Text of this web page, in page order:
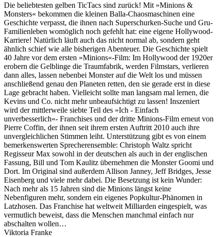
Die beliebtesten gelben TicTacs sind zurück! Mit »Minions &
Monsters« bekommen die kleinen Balla-Chaosmaschinen eine
Geschichte verpasst, die ihnen nach Superschurken-Suche und Gru-
Familienleben womöglich noch gefehlt hat: eine eigene Hollywood-
Karriere! Natürlich läuft auch das nicht normal ab, sondern geht
ähnlich schief wie alle bisherigen Abenteuer. Die Geschichte spielt
40 Jahre vor dem ersten »Minions«-Film: Im Hollywood der 1920er
erobern die Gelblinge die Traumfabrik, werden Filmstars, verlieren
dann alles, lassen nebenbei Monster auf die Welt los und müssen
anschließend genau den Planeten retten, den sie gerade erst in diese
Lage gebracht haben. Vielleicht sollte man langsam mal lernen, die
Kevins und Co. nicht mehr unbeaufsichtigt zu lassen! Inszeniert
wird der mittlerweile siebte Teil des »Ich - Einfach
unverbesserlich«- Franchises und der dritte Minions-Film erneut von
Pierre Coffin, der ihnen seit ihrem ersten Auftritt 2010 auch ihre
unvergleichlichen Stimmen leiht. Unterstützung gibt es von einem
bemerkenswerten Sprecherensemble: Christoph Waltz spricht
Regisseur Max sowohl in der deutschen als auch in der englischen
Fassung, Bill und Tom Kaulitz übernehmen die Monster Goomi und
Dort. Im Original sind außerdem Allison Janney, Jeff Bridges, Jesse
Eisenberg und viele mehr dabei. Die Besetzung ist kein Wunder:
Nach mehr als 15 Jahren sind die Minions längst keine
Nebenfiguren mehr, sondern ein eigenes Popkultur-Phänomen in
Latzhosen. Das Franchise hat weltweit Milliarden eingespielt, was
vermutlich beweist, dass die Menschen manchmal einfach nur
abschalten wollen…
Viktoria Franke